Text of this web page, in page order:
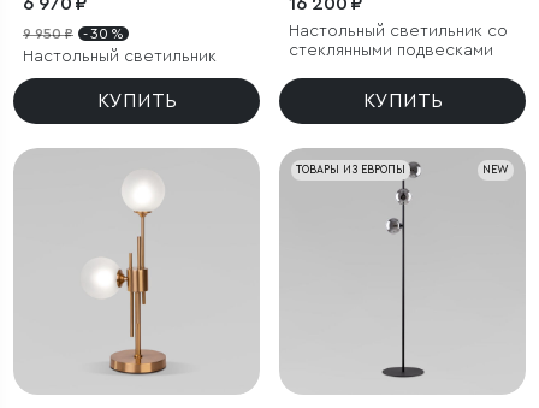
9 950 ₽ - 30 %
Настольный светильник
КУПИТЬ
Настольный светильник со
стеклянными подвесками
КУПИТЬ
NEW
ТОВАРЫ ИЗ ЕВРОПЫ